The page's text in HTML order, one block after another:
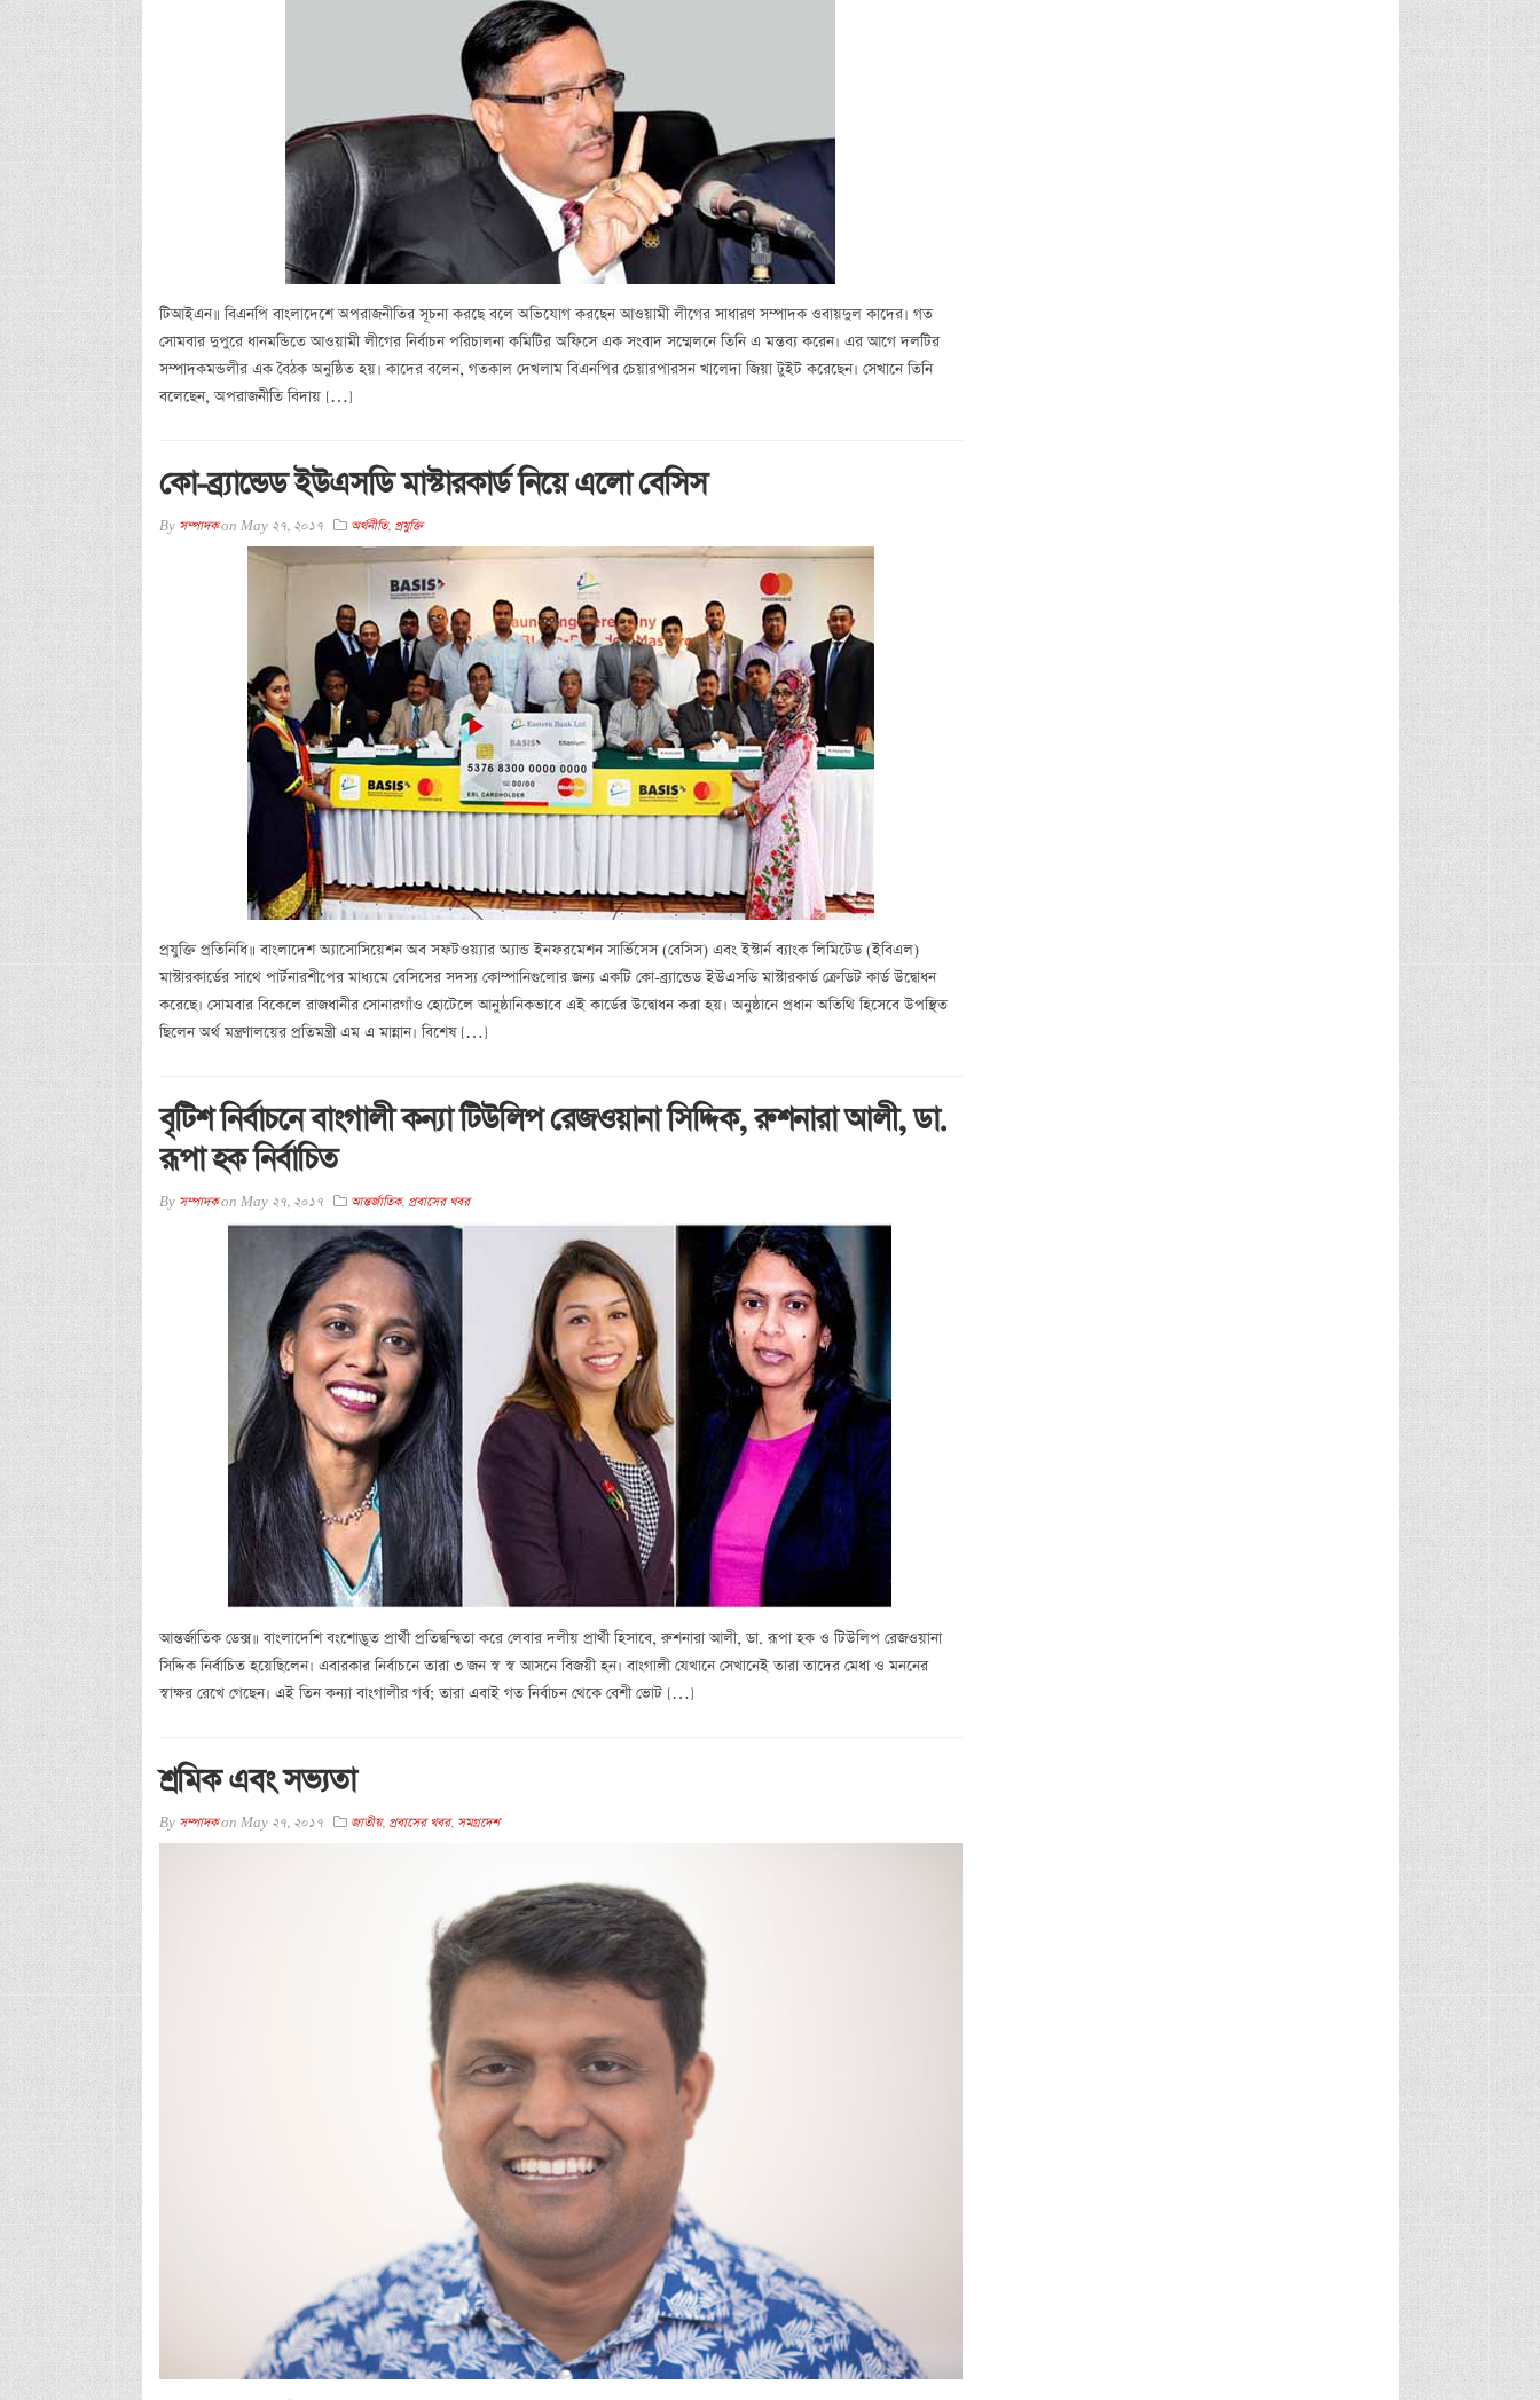
টিআইএন॥ বিএনপি বাংলাদেশে অপরাজনীতির সূচনা করছে বলে অভিযোগ করছেন আওয়ামী লীগের সাধারণ সম্পাদক ওবায়দুল কাদের। গত
সোমবার দুপুরে ধানমন্ডিতে আওয়ামী লীগের নির্বাচন পরিচালনা কমিটির অফিসে এক সংবাদ সম্মেলনে তিনি এ মন্তব্য করেন। এর আগে দলটির
সম্পাদকমন্ডলীর এক বৈঠক অনুষ্ঠিত হয়। কাদের বলেন, গতকাল দেখলাম বিএনপির চেয়ারপারসন খালেদা জিয়া টুইট করেছেন। সেখানে তিনি
বলেছেন, অপরাজনীতি বিদায় […]
কো-ব্র্যান্ডেড ইউএসডি মাস্টারকার্ড নিয়ে এলো বেসিস
By সম্পাদকon May 27, 2017 অর্থনীতি, প্রযুক্তি
প্রযুক্তি প্রতিনিধি॥ বাংলাদেশ অ্যাসোসিয়েশন অব সফটওয়্যার অ্যান্ড ইনফরমেশন সার্ভিসেস (বেসিস) এবং ইস্টার্ন ব্যাংক লিমিটেড (ইবিএল)
মাস্টারকার্ডের সাথে পার্টনারশীপের মাধ্যমে বেসিসের সদস্য কোম্পানিগুলোর জন্য একটি কো-ব্র্যান্ডেড ইউএসডি মাস্টারকার্ড ক্রেডিট কার্ড উদ্বোধন
করেছে। সোমবার বিকেলে রাজধানীর সোনারগাঁও হোটেলে আনুষ্ঠানিকভাবে এই কার্ডের উদ্বোধন করা হয়। অনুষ্ঠানে প্রধান অতিথি হিসেবে উপস্থিত
ছিলেন অর্থ মন্ত্রণালয়ের প্রতিমন্ত্রী এম এ মান্নান। বিশেষ […]
বৃটিশ নির্বাচনে বাংগালী কন্যা টিউলিপ রেজওয়ানা সিদ্দিক, রুশনারা আলী, ডা.
রূপা হক নির্বাচিত
By সম্পাদকon May 27, 2017 আন্তর্জাতিক, প্রবাসের খবর
আন্তর্জাতিক ডেক্স॥ বাংলাদেশি বংশোদ্ভূত প্রার্থী প্রতিদ্বন্দ্বিতা করে লেবার দলীয় প্রার্থী হিসাবে, রুশনারা আলী, ডা. রূপা হক ও টিউলিপ রেজওয়ানা
সিদ্দিক নির্বাচিত হয়েছিলেন। এবারকার নির্বাচনে তারা ৩ জন স্ব স্ব আসনে বিজয়ী হন। বাংগালী যেখানে সেখানেই তারা তাদের মেধা ও মননের
স্বাক্ষর রেখে গেছেন। এই তিন কন্যা বাংগালীর গর্ব; তারা এবাই গত নির্বাচন থেকে বেশী ভোট […]
শ্রমিক এবং সভ্যতা
By সম্পাদকon May 27, 2017 জাতীয়, প্রবাসের খবর, সমগ্রদেশ